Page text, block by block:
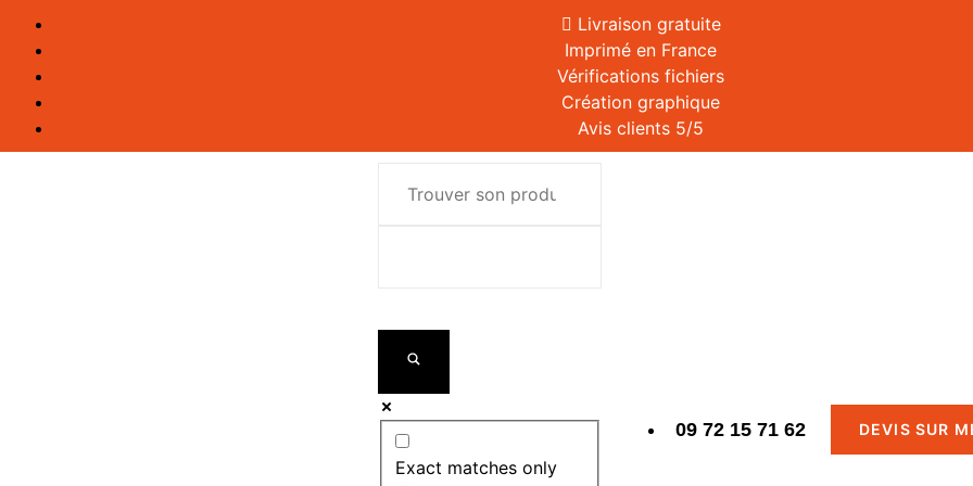
Livraison gratuite
Imprimé en France
Vérifications fichiers
Création graphique
Avis clients 5/5
Exact matches only
09 72 15 71 62 DEVIS SUR